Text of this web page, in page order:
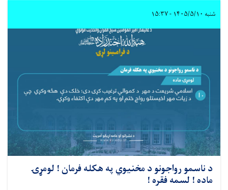
شنبه ۱۴۰۵/۵/۱۰ - ۱۵:۳۷
د ناسمو رواجونو د مخنیوي په هکله فرمان ! لومړۍ
ماده ! لسمه فقره !